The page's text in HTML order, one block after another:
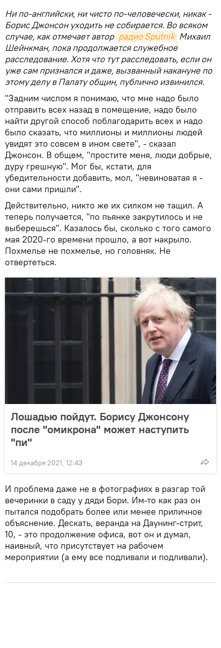
Ни по-английски, ни чисто по-человечески, никак -
Борис Джонсон уходить не собирается. Во всяком
случае, как отмечает автор радио Sputnik Михаил
Шейнкман, пока продолжается служебное
расследование. Хотя что тут расследовать, если он
уже сам признался и даже, вызванный накануне по
этому делу в Палату общин, публично извинился.
"Задним числом я понимаю, что мне надо было
отправить всех назад в помещение, надо было
найти другой способ поблагодарить всех и надо
было сказать, что миллионы и миллионы людей
увидят это совсем в ином свете", - сказал
Джонсон. В общем, "простите меня, люди добрые,
дуру грешную". Мог бы, кстати, для
убедительности добавить, мол, "невиноватая я -
они сами пришли".
Действительно, никто же их силком не тащил. А
теперь получается, "по пьянке закрутилось и не
выберешься". Казалось бы, сколько с того самого
мая 2020-го времени прошло, а вот накрыло.
Похмелье не похмелье, но головняк. Не
отвертеться.
Лошадью пойдут. Борису Джонсону
после "омикрона" может наступить
"пи"
14 декабря 2021, 12:43
И проблема даже не в фотографиях в разгар той
вечеринки в саду у дяди Бори. Им-то как раз он
пытался подобрать более или менее приличное
объяснение. Дескать, веранда на Даунинг-стрит,
10, - это продолжение офиса, вот он и думал,
наивный, что присутствует на рабочем
мероприятии (а ему все подливали и подливали).